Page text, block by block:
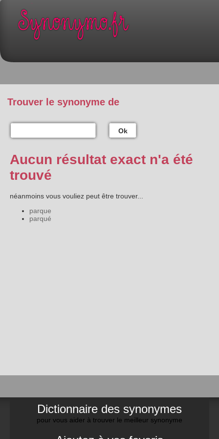
Trouver le synonyme de
Ok
Aucun résultat exact n'a été
trouvé
néanmoins vous vouliez peut être trouver...
parque
parqué
Dictionnaire des synonymes
pour vous aider à trouver le meilleur synonyme